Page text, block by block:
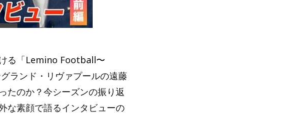
る「Lemino Football〜
ランド・リヴァプールの遠藤
たのか？今シーズンの振り返
な素顔で語るインタビューの